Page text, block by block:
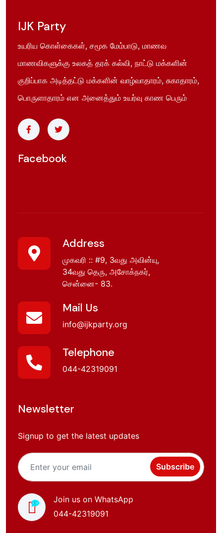
IJK Party
உயரிய கொள்கைகள், சமூக மேம்பாடு, மாணவ
மாணவிகளுக்கு உலகத் தரக் கல்வி, நாட்டு மக்களின்
குறிப்பாக அடித்தட்டு மக்களின் வாழ்வாதாரம், சுகாதாரம்,
பொருளாதாரம் என அனைத்தும் உயர்வு காண பெரும்
Facebook
Address
முகவரி :: #9, 3வது அவின்யு,
34வது தெரு, அசோக்நகர்,
சென்னை- 83.
Mail Us
info@ijkparty.org
Telephone
044-42319091
Newsletter
Signup to get the latest updates
Subscribe
Join us on WhatsApp
044-42319091